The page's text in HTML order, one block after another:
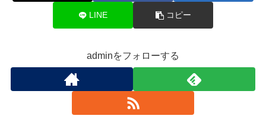
LINE コピー
adminをフォローする